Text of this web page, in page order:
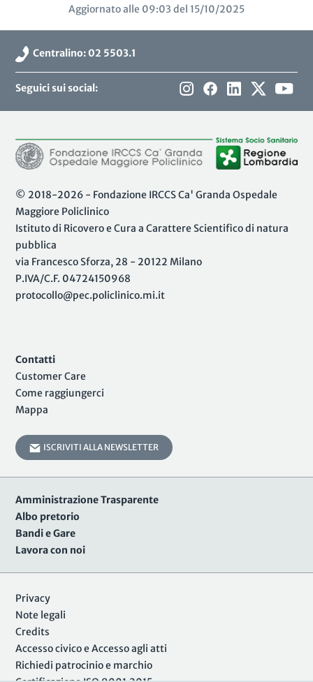
Aggiornato alle 09:03 del 15/10/2025
Centralino: 02 5503.1
Seguici sui social:
© 2018-2026 - Fondazione IRCCS Ca' Granda Ospedale
Maggiore Policlinico
Istituto di Ricovero e Cura a Carattere Scientifico di natura
pubblica
via Francesco Sforza, 28 - 20122 Milano
P.IVA/C.F. 04724150968
protocollo@pec.policlinico.mi.it
Contatti
Customer Care
Come raggiungerci
Mappa
ISCRIVITI ALLA NEWSLETTER
Amministrazione Trasparente
Albo pretorio
Bandi e Gare
Lavora con noi
Privacy
Note legali
Credits
Accesso civico e Accesso agli atti
Richiedi patrocinio e marchio